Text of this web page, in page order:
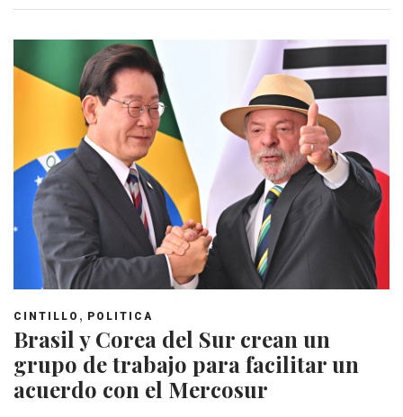
CINTILLO , POLITICA
Brasil y Corea del Sur crean un
grupo de trabajo para facilitar un
acuerdo con el Mercosur